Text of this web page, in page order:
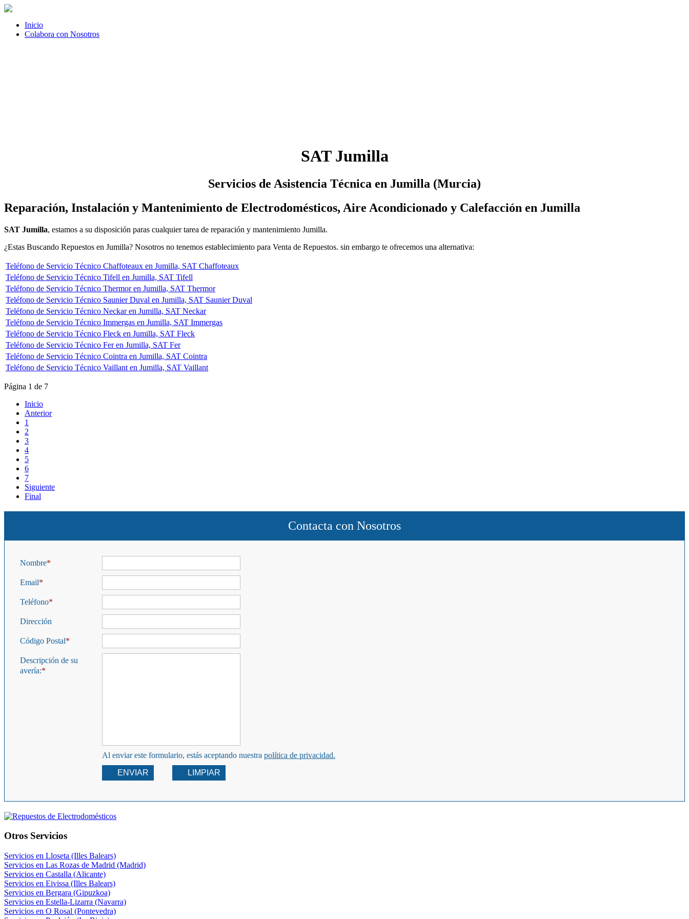
Inicio
Colabora con Nosotros
SAT Jumilla
Servicios de Asistencia Técnica en Jumilla (Murcia)
Reparación, Instalación y Mantenimiento de Electrodomésticos, Aire Acondicionado y Calefacción en Jumilla
SAT Jumilla, estamos a su disposición paras cualquier tarea de reparación y mantenimiento Jumilla.
¿Estas Buscando Repuestos en Jumilla? Nosotros no tenemos establecimiento para Venta de Repuestos. sin embargo te ofrecemos una alternativa:
Teléfono de Servicio Técnico Chaffoteaux en Jumilla, SAT Chaffoteaux
Teléfono de Servicio Técnico Tifell en Jumilla, SAT Tifell
Teléfono de Servicio Técnico Thermor en Jumilla, SAT Thermor
Teléfono de Servicio Técnico Saunier Duval en Jumilla, SAT Saunier Duval
Teléfono de Servicio Técnico Neckar en Jumilla, SAT Neckar
Teléfono de Servicio Técnico Immergas en Jumilla, SAT Immergas
Teléfono de Servicio Técnico Fleck en Jumilla, SAT Fleck
Teléfono de Servicio Técnico Fer en Jumilla, SAT Fer
Teléfono de Servicio Técnico Cointra en Jumilla, SAT Cointra
Teléfono de Servicio Técnico Vaillant en Jumilla, SAT Vaillant
Página 1 de 7
Inicio
Anterior
1
2
3
4
5
6
7
Siguiente
Final
Contacta con Nosotros
Nombre
Email
Teléfono
Dirección
Código Postal
Descripción de su
avería:
Al enviar este formulario, estás aceptando nuestra política de privacidad.
ENVIAR
LIMPIAR
Otros Servicios
Servicios en Lloseta (Illes Balears)
Servicios en Las Rozas de Madrid (Madrid)
Servicios en Castalla (Alicante)
Servicios en Eivissa (Illes Balears)
Servicios en Bergara (Gipuzkoa)
Servicios en Estella-Lizarra (Navarra)
Servicios en O Rosal (Pontevedra)